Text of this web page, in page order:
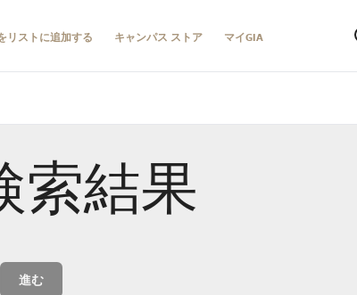
リストに追加する キャンパス ストア マイGIA
索結果
進む